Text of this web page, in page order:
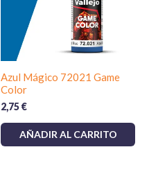
Azul Mágico 72021 Game
Color
2,75€
AÑADIR AL CARRITO